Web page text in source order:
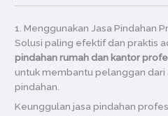
1. Menggunakan Jasa Pindahan
Solusi paling efektif dan praktis
pindahan rumah dan kantor
untuk membantu pelanggan dari
pindahan.
Keunggulan jasa pindahan